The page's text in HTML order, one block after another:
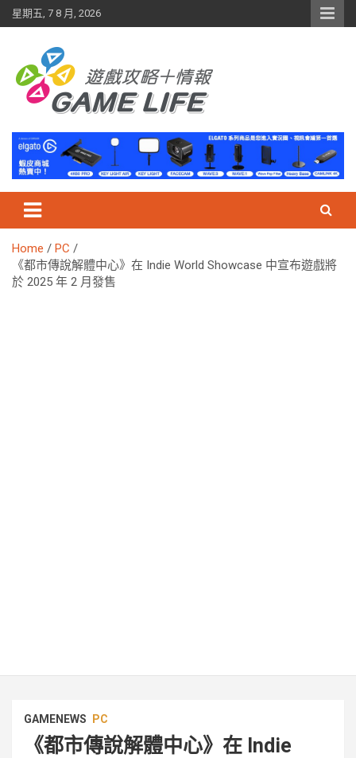
Skip
to
星期五, 7 8 月, 2026
Home
PC
《都市傳說解體中心》在 Indie World Showcase 中宣布遊戲將
於 2025 年 2 月發售
GAMENEWS PC
《都市傳說解體中心》在 Indie